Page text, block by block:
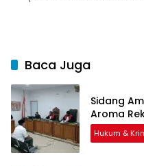
Baca Juga
Sidang
Aroma
Hukum &